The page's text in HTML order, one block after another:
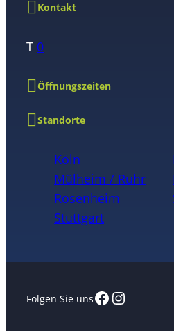
Kontakt
T 0
Öffnungszeiten
Standorte
Köln
Mülheim / Ruhr
Rosenheim
Stuttgart
Folgen Sie unsFacebook